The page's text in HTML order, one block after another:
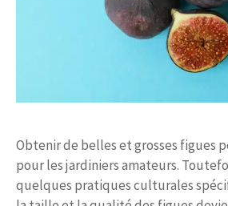
Obtenir de belles et grosses figues
pour les jardiniers amateurs.
quelques pratiques culturales